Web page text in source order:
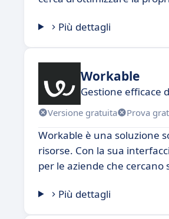
Più dettagli
Workable
Gestione efficace
Versione gratuita Prova
Workable è una soluzione
risorse. Con la sua
per le aziende che
Più dettagli